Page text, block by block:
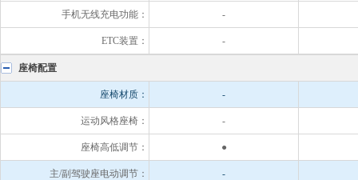
手机无线充电功能： -
ETC装置： -
座椅配置
座椅材质： -
运动风格座椅： -
座椅高低调节： ●
主/副驾驶座电动调节： -